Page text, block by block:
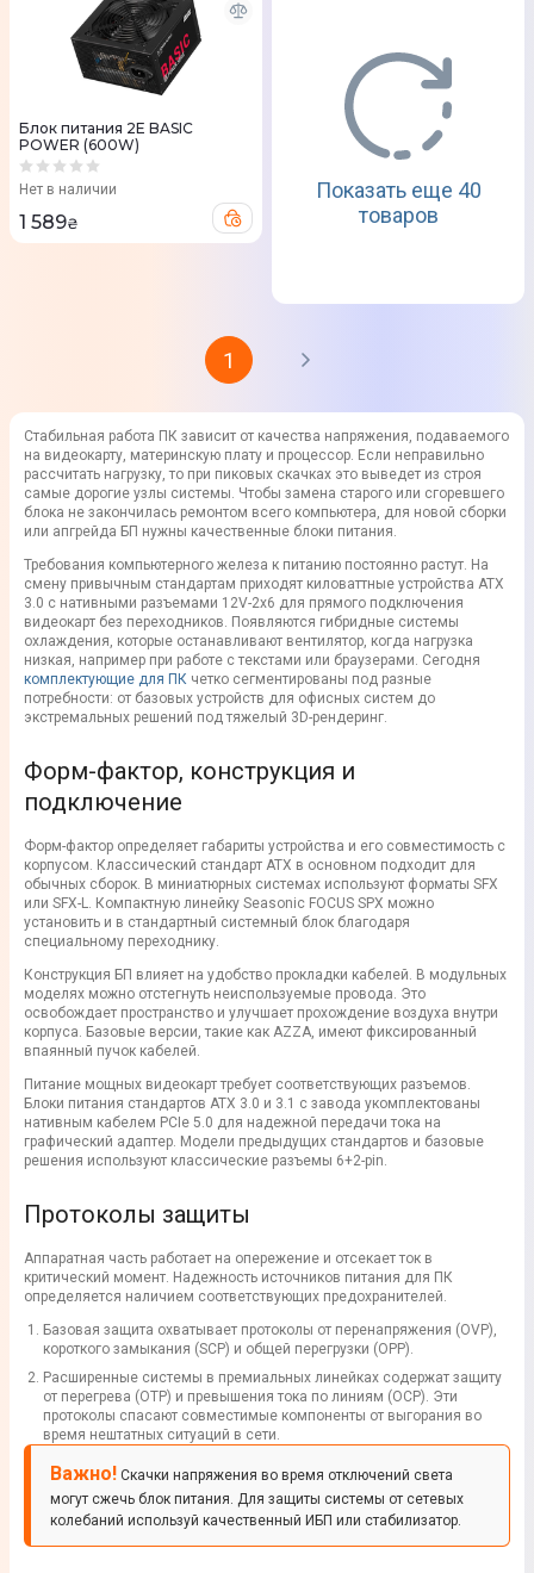
Блок питания 2E BASIC
POWER (600W)
Нет в наличии
1 589₴
Показать еще 40
товаров
1
Стабильная работа ПК зависит от качества напряжения, подаваемого
на видеокарту, материнскую плату и процессор. Если неправильно
рассчитать нагрузку, то при пиковых скачках это выведет из строя
самые дорогие узлы системы. Чтобы замена старого или сгоревшего
блока не закончилась ремонтом всего компьютера, для новой сборки
или апгрейда БП нужны качественные блоки питания.
Требования компьютерного железа к питанию постоянно растут. На
смену привычным стандартам приходят киловаттные устройства ATX
3.0 с нативными разъемами 12V-2x6 для прямого подключения
видеокарт без переходников. Появляются гибридные системы
охлаждения, которые останавливают вентилятор, когда нагрузка
низкая, например при работе с текстами или браузерами. Сегодня
комплектующие для ПК четко сегментированы под разные
потребности: от базовых устройств для офисных систем до
экстремальных решений под тяжелый 3D-рендеринг.
Форм-фактор, конструкция и
подключение
Форм-фактор определяет габариты устройства и его совместимость с
корпусом. Классический стандарт ATX в основном подходит для
обычных сборок. В миниатюрных системах используют форматы SFX
или SFX-L. Компактную линейку Seasonic FOCUS SPX можно
установить и в стандартный системный блок благодаря
специальному переходнику.
Конструкция БП влияет на удобство прокладки кабелей. В модульных
моделях можно отстегнуть неиспользуемые провода. Это
освобождает пространство и улучшает прохождение воздуха внутри
корпуса. Базовые версии, такие как AZZA, имеют фиксированный
впаянный пучок кабелей.
Питание мощных видеокарт требует соответствующих разъемов.
Блоки питания стандартов ATX 3.0 и 3.1 с завода укомплектованы
нативным кабелем PCIe 5.0 для надежной передачи тока на
графический адаптер. Модели предыдущих стандартов и базовые
решения используют классические разъемы 6+2-pin.
Протоколы защиты
Аппаратная часть работает на опережение и отсекает ток в
критический момент. Надежность источников питания для ПК
определяется наличием соответствующих предохранителей.
Базовая защита охватывает протоколы от перенапряжения (OVP),
короткого замыкания (SCP) и общей перегрузки (OPP).
Расширенные системы в премиальных линейках содержат защиту
от перегрева (ОТР) и превышения тока по линиям (OCP). Эти
протоколы спасают совместимые компоненты от выгорания во
время нештатных ситуаций в сети.
Важно! Скачки напряжения во время отключений света
могут сжечь блок питания. Для защиты системы от сетевых
колебаний используй качественный ИБП или стабилизатор.